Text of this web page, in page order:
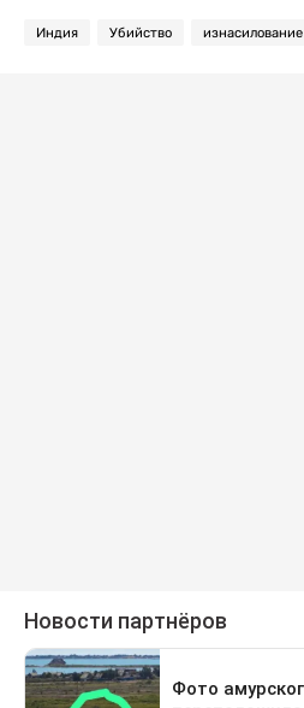
Индия Убийство изнасилование